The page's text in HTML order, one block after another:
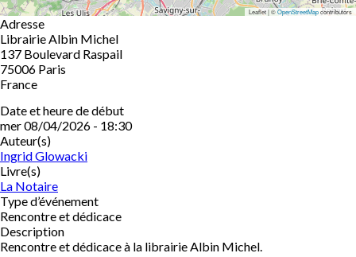
Leaflet | ©OpenStreetMapcontributors
Adresse
Librairie Albin Michel
137 Boulevard Raspail
75006 Paris
France
Date et heure de début
mer 08/04/2026 - 18:30
Auteur(s)
Ingrid Glowacki
Livre(s)
La Notaire
Type d’événement
Rencontre et dédicace
Description
Rencontre et dédicace à la librairie Albin Michel.